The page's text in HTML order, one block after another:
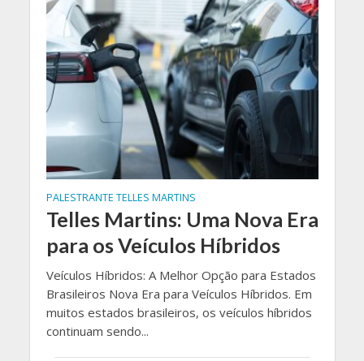
PALESTRANTE TELLES MARTINS
Telles Martins: Uma Nova Era
para os Veículos Híbridos
Veículos Híbridos: A Melhor Opção para Estados
Brasileiros Nova Era para Veículos Híbridos. Em
muitos estados brasileiros, os veículos híbridos
continuam sendo...